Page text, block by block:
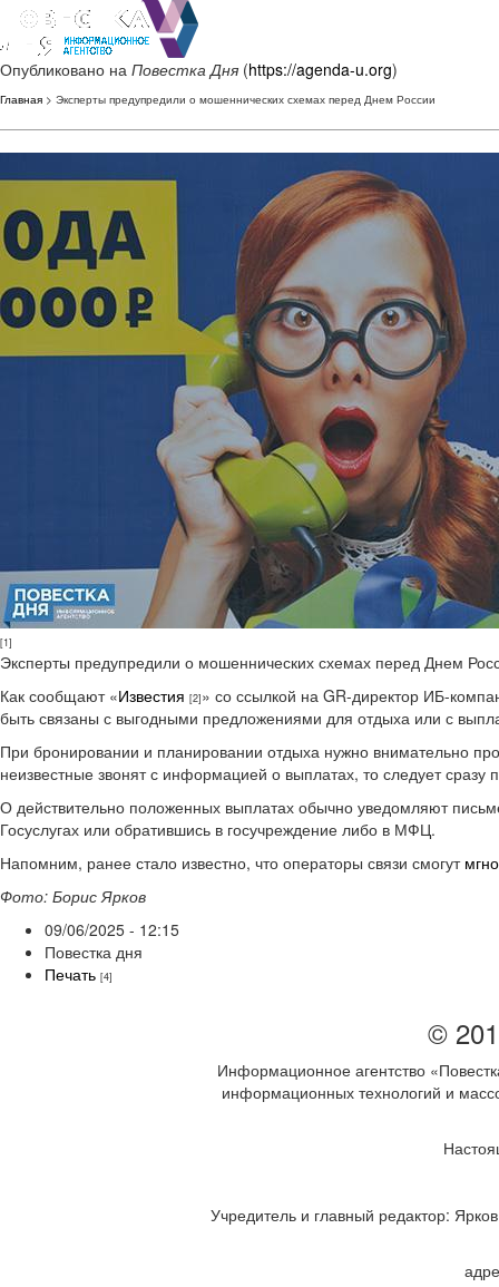
Опубликовано на Повестка Дня (https://agenda-u.org)
Главная > Эксперты предупредили о мошеннических схемах перед Днем России
[1]
Эксперты предупредили о мошеннических схемах перед Днем
Как сообщают «Известия [2]» со ссылкой на GR-директор ИБ-
быть связаны с выгодными предложениями для отдыха или с
При бронировании и планировании отдыха нужно внимательно
неизвестные звонят с информацией о выплатах, то следует
О действительно положенных выплатах обычно уведомляют
Госуслугах или обратившись в госучреждение либо в МФЦ.
Напомним, ранее стало известно, что операторы связи смогут
Фото: Борис Ярков
09/06/2025 - 12:15
Повестка дня
Печать [4]
©
Информационное агентство
информационных технологий и
Учредитель и главный редактор: